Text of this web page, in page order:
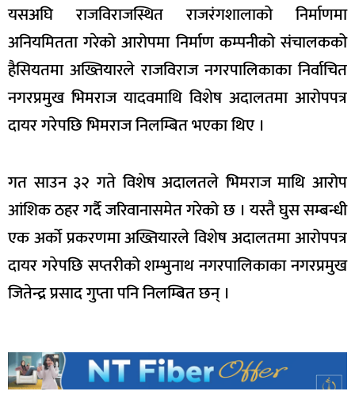
यसअघि राजविराजस्थित राजरंगशालाको निर्माणमा
अनियमितता गरेको आरोपमा निर्माण कम्पनीको संचालकको
हैसियतमा अख्तियारले राजविराज नगरपालिकाका निर्वाचित
नगरप्रमुख भिमराज यादवमाथि विशेष अदालतमा आरोपपत्र
दायर गरेपछि भिमराज निलम्बित भएका थिए ।
गत साउन ३२ गते विशेष अदालतले भिमराज माथि आरोप
आंशिक ठहर गर्दै जरिवानासमेत गरेको छ । यस्तै घुस सम्बन्धी
एक अर्को प्रकरणमा अख्तियारले विशेष अदालतमा आरोपपत्र
दायर गरेपछि सप्तरीको शम्भुनाथ नगरपालिकाका नगरप्रमुख
जितेन्द्र प्रसाद गुप्ता पनि निलम्बित छन् ।